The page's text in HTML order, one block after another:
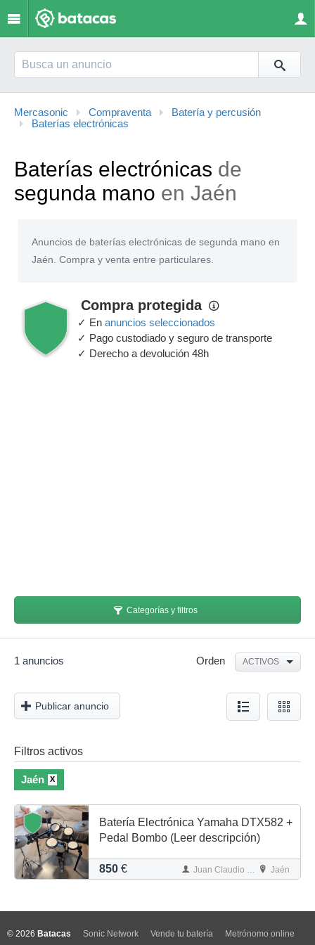
Mercasonic Compraventa
Batería y percusión
Baterías electrónicas
Baterías electrónicas de
segunda mano en Jaén
Anuncios de baterías electrónicas de segunda mano en
Jaén. Compra y venta entre particulares.
Compra protegida
✓ En anuncios seleccionados
✓ Pago custodiado y seguro de transporte
✓ Derecho a devolución 48h
Categorías y filtros
Orden ACTIVOS
1 anuncios
Publicar anuncio
Filtros activos
Jaén X
Batería Electrónica Yamaha DTX582 +
Pedal Bombo (Leer descripción)
850 € Juan Claudio Perabá Gámez Jaén
© 2026 Batacas Sonic Network Vende tu batería
Metrónomo online